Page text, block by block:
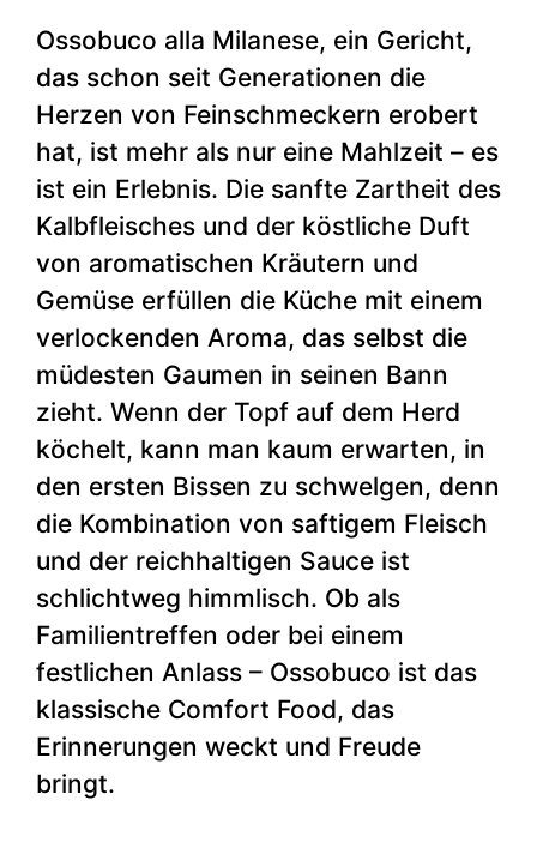
Ossobuco alla Milanese, ein Gericht,
das schon seit Generationen die
Herzen von Feinschmeckern erobert
hat, ist mehr als nur eine Mahlzeit – es
ist ein Erlebnis. Die sanfte Zartheit des
Kalbfleisches und der köstliche Duft
von aromatischen Kräutern und
Gemüse erfüllen die Küche mit einem
verlockenden Aroma, das selbst die
müdesten Gaumen in seinen Bann
zieht. Wenn der Topf auf dem Herd
köchelt, kann man kaum erwarten, in
den ersten Bissen zu schwelgen, denn
die Kombination von saftigem Fleisch
und der reichhaltigen Sauce ist
schlichtweg himmlisch. Ob als
Familientreffen oder bei einem
festlichen Anlass – Ossobuco ist das
klassische Comfort Food, das
Erinnerungen weckt und Freude
bringt.